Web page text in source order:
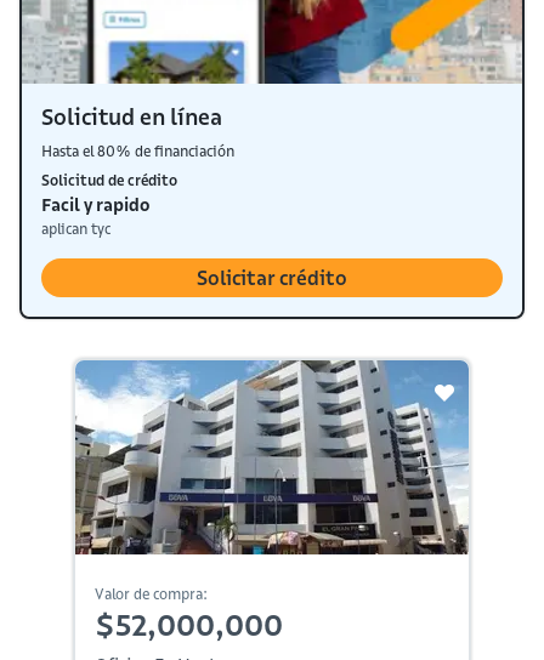
Solicitud en línea
Hasta el 80% de financiación
Solicitud de crédito
Facil y rapido
aplican tyc
Solicitar crédito
Valor de compra:
$52,000,000